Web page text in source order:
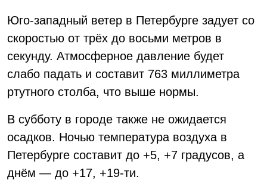
Юго-западный ветер в Петербурге задует со
скоростью от трёх до восьми метров в
секунду. Атмосферное давление будет
слабо падать и составит 763 миллиметра
ртутного столба, что выше нормы.
В субботу в городе также не ожидается
осадков. Ночью температура воздуха в
Петербурге составит до +5, +7 градусов, а
днём — до +17, +19-ти.